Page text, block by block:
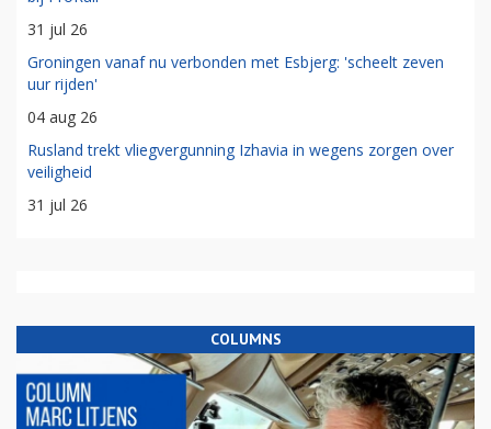
31 jul 26
Groningen vanaf nu verbonden met Esbjerg: 'scheelt zeven
uur rijden'
04 aug 26
Rusland trekt vliegvergunning Izhavia in wegens zorgen over
veiligheid
31 jul 26
COLUMNS